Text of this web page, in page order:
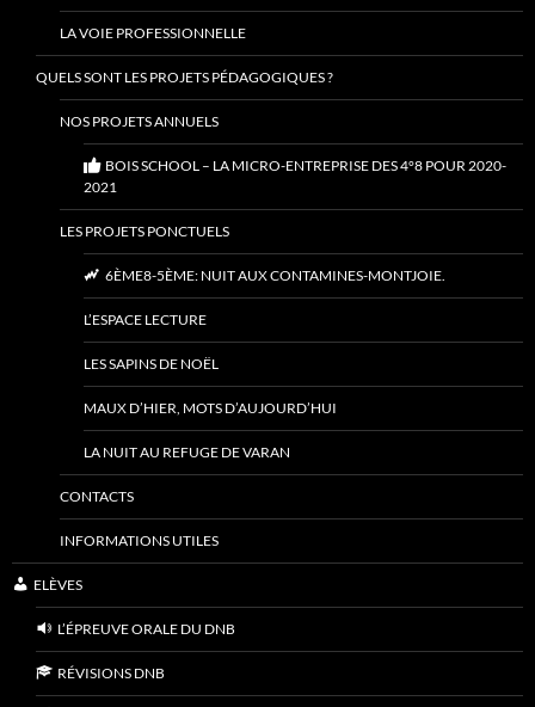
LA VOIE PROFESSIONNELLE
QUELS SONT LES PROJETS PÉDAGOGIQUES ?
NOS PROJETS ANNUELS
BOIS SCHOOL – LA MICRO-ENTREPRISE DES 4°8 POUR 2020-
2021
LES PROJETS PONCTUELS
6ÈME8-5ÈME: NUIT AUX CONTAMINES-MONTJOIE.
L’ESPACE LECTURE
LES SAPINS DE NOËL
MAUX D’HIER, MOTS D’AUJOURD’HUI
LA NUIT AU REFUGE DE VARAN
CONTACTS
INFORMATIONS UTILES
ELÈVES
L’ÉPREUVE ORALE DU DNB
RÉVISIONS DNB